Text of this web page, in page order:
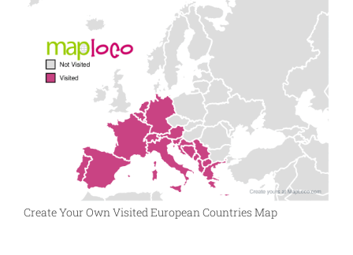
Create Your Own Visited European Countries Map